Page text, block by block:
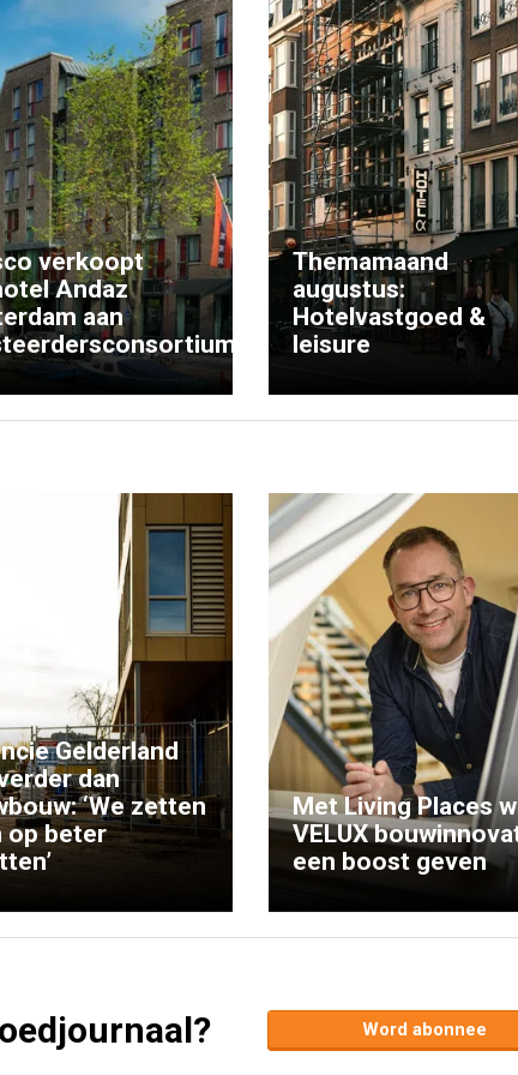
verkoopt
Andaz
aan
Themamaand
augustus:
Hotelvastgoed &
leisure
Gelderland
dan
‘We zetten
op beter
Met Living Places
VELUX
een boost geven
Word abonnee